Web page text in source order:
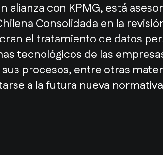
alianza con KPMG, está
Consolidada en la
el tratamiento de datos
tecnológicos de las
procesos, entre otras
a la futura nueva